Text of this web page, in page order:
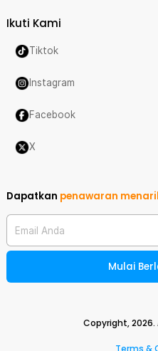
Ikuti Kami
Tiktok
Instagram
Facebook
X
Dapatkan penawaran
Email Anda
Mulai
Copyright,2026.
Terms &